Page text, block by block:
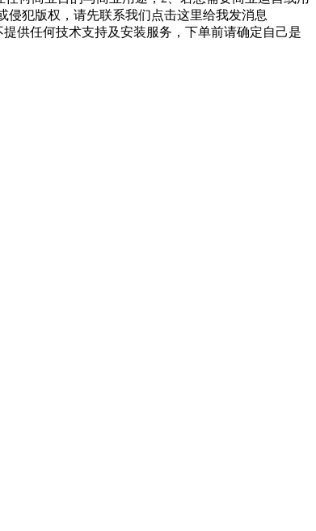
犯版权，请先联系我们点击这里给我发消息
供任何技术支持及安装服务，下单前请确定自己是